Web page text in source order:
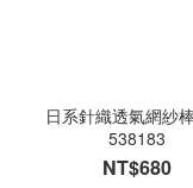
日系針織透氣網紗
538183
NT$680